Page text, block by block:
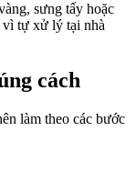
sưng tấy hoặc
vì tự xử lý tại nhà
cách
làm theo các bước